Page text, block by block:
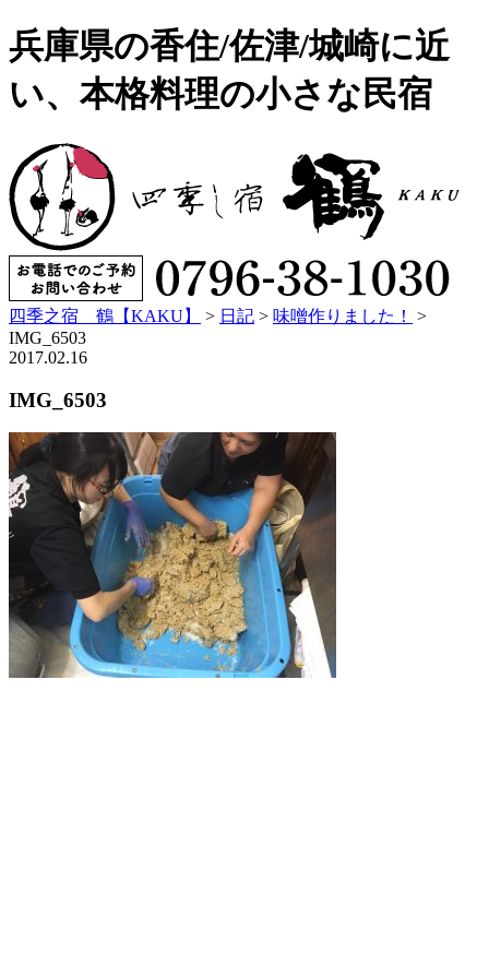
兵庫県の香住/佐津/城崎に近
い、本格料理の小さな民宿
四季之宿 鶴【KAKU】 > 日記 > 味噌作りました！
>
IMG_6503
2017.02.16
IMG_6503